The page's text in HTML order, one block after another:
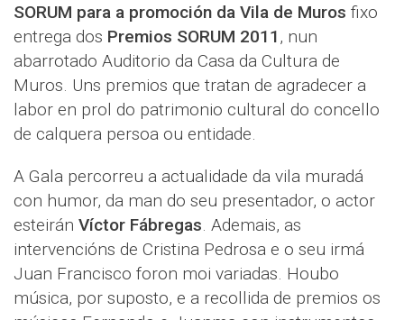
SORUM para a promoción da Vila de Muros fixo
entrega dos Premios SORUM 2011, nun
abarrotado Auditorio da Casa da Cultura de
Muros. Uns premios que tratan de agradecer a
labor en prol do patrimonio cultural do concello
de calquera persoa ou entidade.
A Gala percorreu a actualidade da vila muradá
con humor, da man do seu presentador, o actor
esteirán Víctor Fábregas. Ademais, as
intervencións de Cristina Pedrosa e o seu irmá
Juan Francisco foron moi variadas. Houbo
música, por suposto, e a recollida de premios os